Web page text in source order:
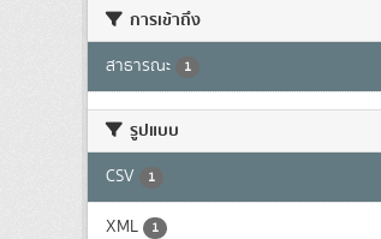
การเข้าถึง
สาธารณะ 1
รูปแบบ
CSV 1
XML 1